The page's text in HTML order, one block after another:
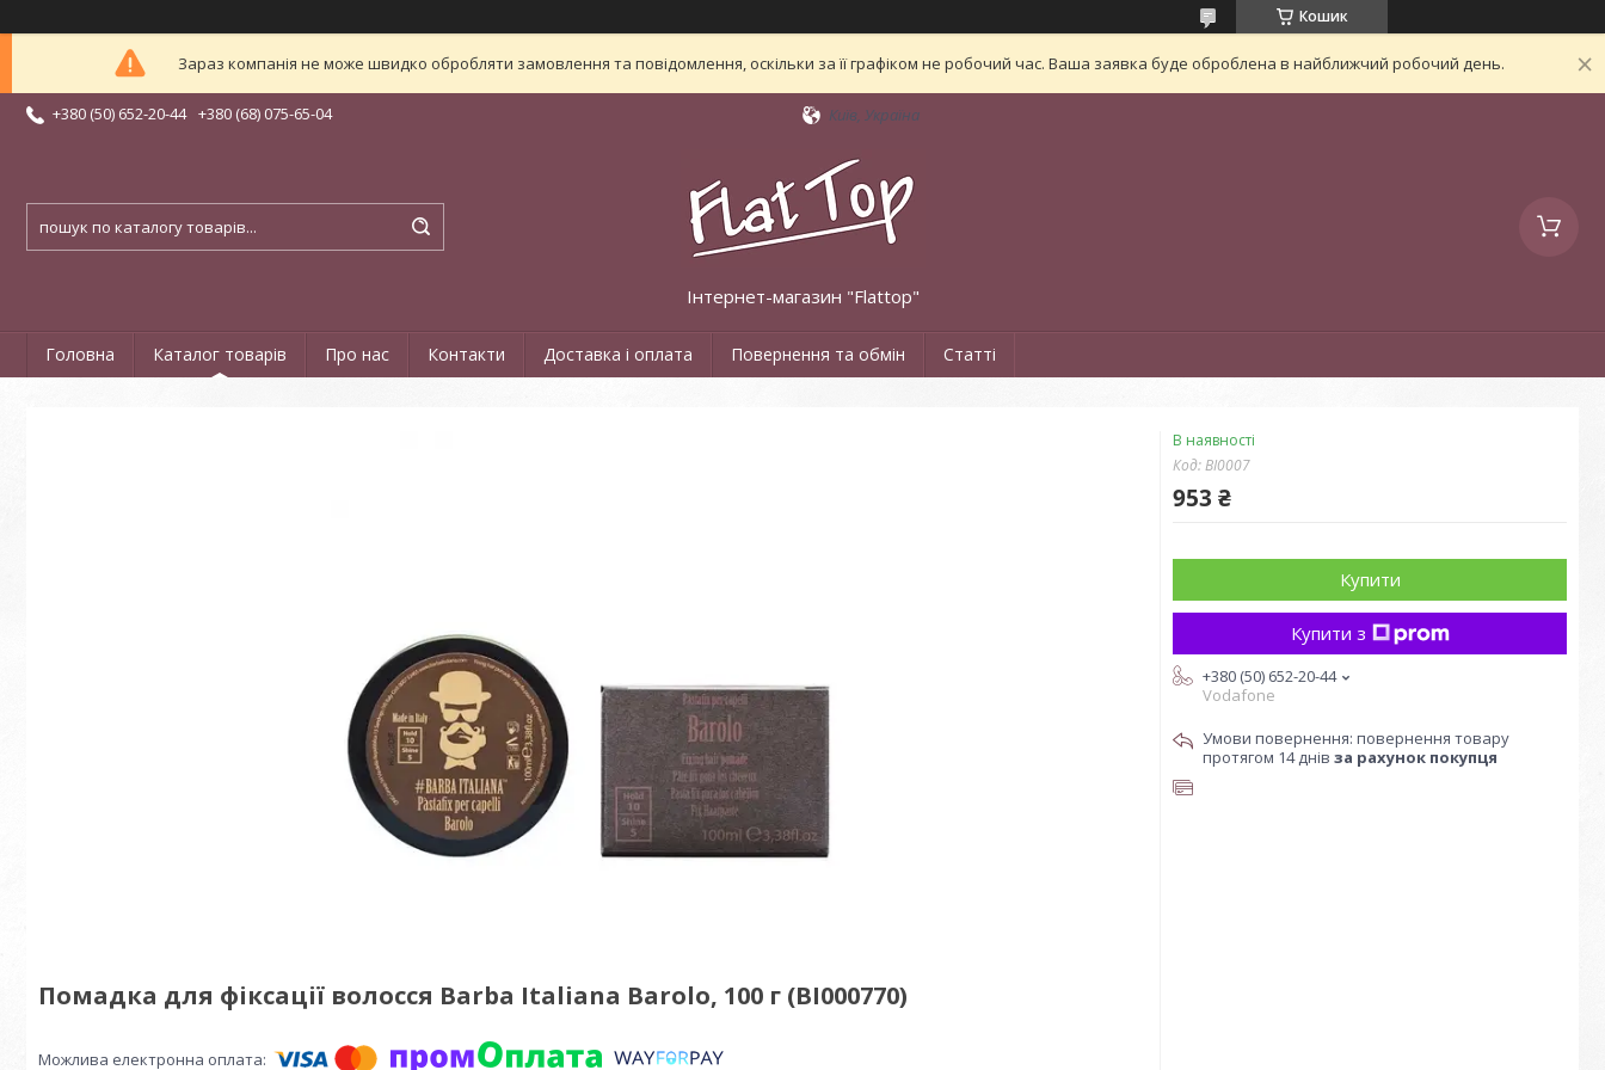
Кошик
Зараз компанія не може швидко обробляти замовлення та повідомлення, оскільки за її графіком не робочий час. Ваша заявка буде оброблена в найближчий робочий день.
+380 (50) 652-20-44 +380 (68) 075-65-04 Київ, Україна
Інтернет-магазин "Flattop"
Головна Каталог товарів Про нас Контакти Доставка і оплата Повернення та обмін Статті
Помадка для фіксації волосся Barba Italiana Barolo, 100 г (BI000770)
В наявності
Код:BI0007
953 ₴
Купити
Купити з
+380 (50) 652-20-44
Vodafone
повернення товару
протягом 14 днів за рахунок покупця